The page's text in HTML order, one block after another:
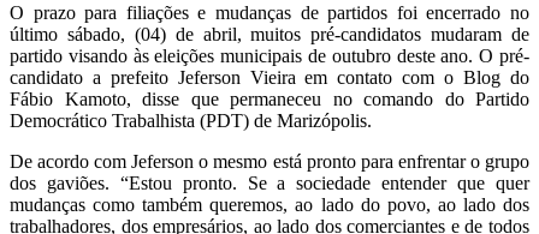
O prazo para filiações e mudanças de partidos foi encerrado no
último sábado, (04) de abril, muitos pré-candidatos mudaram de
partido visando às eleições municipais de outubro deste ano. O pré-
candidato a prefeito Jeferson Vieira em contato com o Blog do
Fábio Kamoto, disse que permaneceu no comando do Partido
Democrático Trabalhista (PDT) de Marizópolis.
De acordo com Jeferson o mesmo está pronto para enfrentar o grupo
dos gaviões. “Estou pronto. Se a sociedade entender que quer
mudanças como também queremos, ao lado do povo, ao lado dos
trabalhadores, dos empresários, ao lado dos comerciantes e de todos